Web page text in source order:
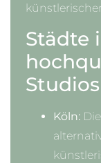
Städte
Studios
Köln: